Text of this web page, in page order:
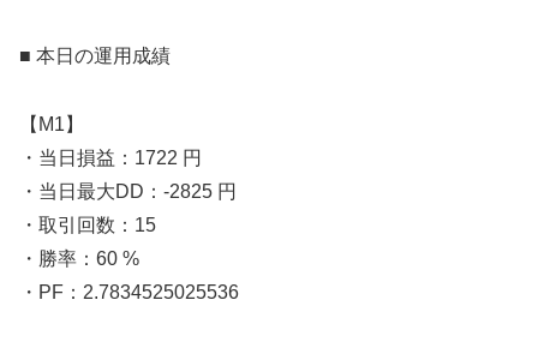
■ 本日の運用成績
【M1】
・当日損益：1722 円
・当日最大DD：-2825 円
・取引回数：15
・勝率：60 %
・PF：2.7834525025536